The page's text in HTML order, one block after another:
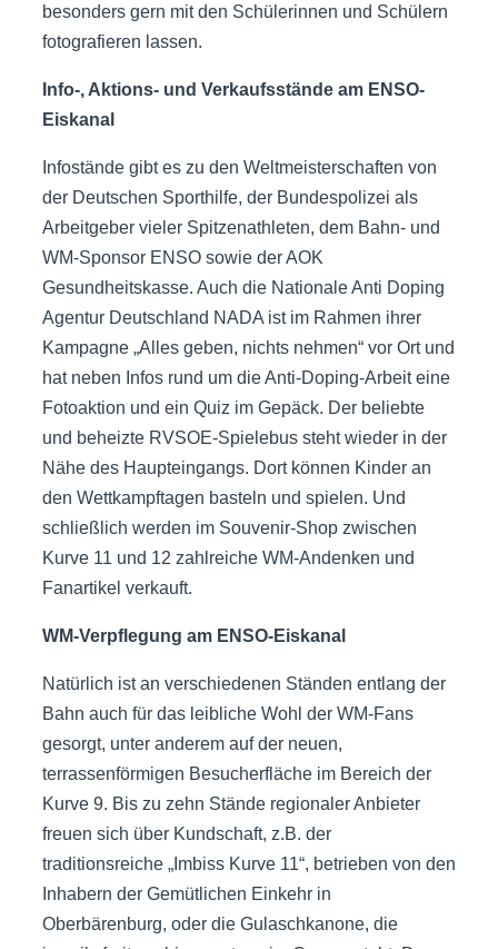
besonders gern mit den Schülerinnen und Schülern
fotografieren lassen.
Info-, Aktions- und Verkaufsstände am ENSO-
Eiskanal
Infostände gibt es zu den Weltmeisterschaften von
der Deutschen Sporthilfe, der Bundespolizei als
Arbeitgeber vieler Spitzenathleten, dem Bahn- und
WM-Sponsor ENSO sowie der AOK
Gesundheitskasse. Auch die Nationale Anti Doping
Agentur Deutschland NADA ist im Rahmen ihrer
Kampagne „Alles geben, nichts nehmen“ vor Ort und
hat neben Infos rund um die Anti-Doping-Arbeit eine
Fotoaktion und ein Quiz im Gepäck. Der beliebte
und beheizte RVSOE-Spielebus steht wieder in der
Nähe des Haupteingangs. Dort können Kinder an
den Wettkampftagen basteln und spielen. Und
schließlich werden im Souvenir-Shop zwischen
Kurve 11 und 12 zahlreiche WM-Andenken und
Fanartikel verkauft.
WM-Verpflegung am ENSO-Eiskanal
Natürlich ist an verschiedenen Ständen entlang der
Bahn auch für das leibliche Wohl der WM-Fans
gesorgt, unter anderem auf der neuen,
terrassenförmigen Besucherfläche im Bereich der
Kurve 9. Bis zu zehn Stände regionaler Anbieter
freuen sich über Kundschaft, z.B. der
traditionsreiche „Imbiss Kurve 11“, betrieben von den
Inhabern der Gemütlichen Einkehr in
Oberbärenburg, oder die Gulaschkanone, die